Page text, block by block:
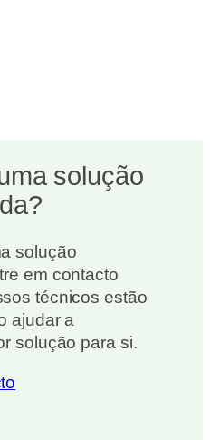
solução
solução
em contacto
técnicos estão
ajudar a
solução para si.